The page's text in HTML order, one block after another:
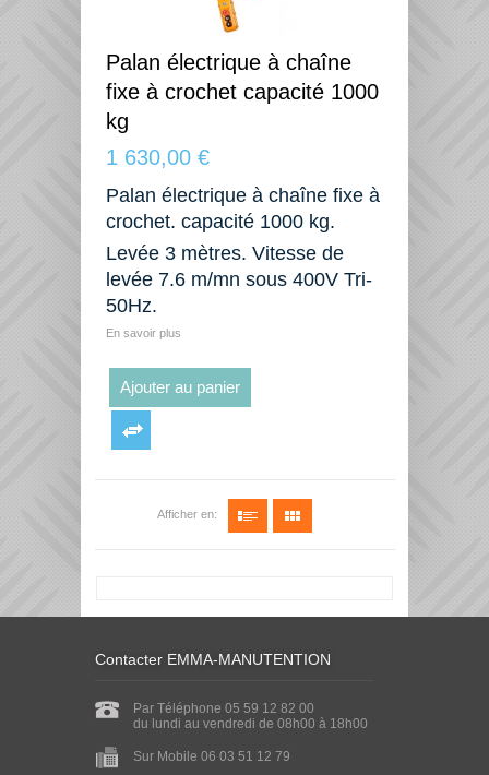
Palan électrique à chaîne
fixe à crochet capacité 1000
kg
1 630,00 €
Palan électrique à chaîne fixe à
crochet. capacité 1000 kg.
Levée 3 mètres. Vitesse de
levée 7.6 m/mn sous 400V Tri-
50Hz.
En savoir plus
Ajouter au panier
Afficher en:
Contacter EMMA-MANUTENTION
Par Téléphone 05 59 12 82 00
du lundi au vendredi de 08h00 à 18h00
Sur Mobile 06 03 51 12 79